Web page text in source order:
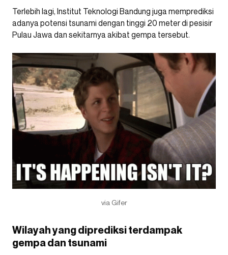
Terlebih lagi, Institut Teknologi Bandung juga memprediksi
adanya potensi tsunami dengan tinggi 20 meter di pesisir
Pulau Jawa dan sekitarnya akibat gempa tersebut.
via Gifer
Wilayah yang diprediksi terdampak
gempa dan tsunami